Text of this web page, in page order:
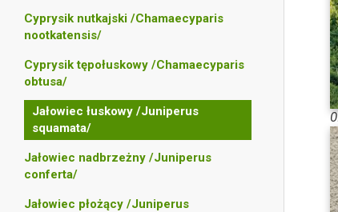
Cyprysik nutkajski /Chamaecyparis
nootkatensis/
Cyprysik tępołuskowy /Chamaecyparis
obtusa/
Jałowiec łuskowy /Juniperus
squamata/
Jałowiec nadbrzeżny /Juniperus
conferta/
Jałowiec płożący /Juniperus